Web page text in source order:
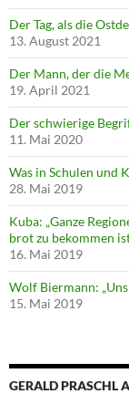
Der Tag, als die
13. August 2021
Der Mann, der die
19. April 2021
Der schwierige
11. Mai 2020
Was in Schulen und
28. Mai 2019
Kuba: „Ganze
brot zu bekommen
16. Mai 2019
Wolf Biermann:
15. Mai 2019
GERALD PRASCHL